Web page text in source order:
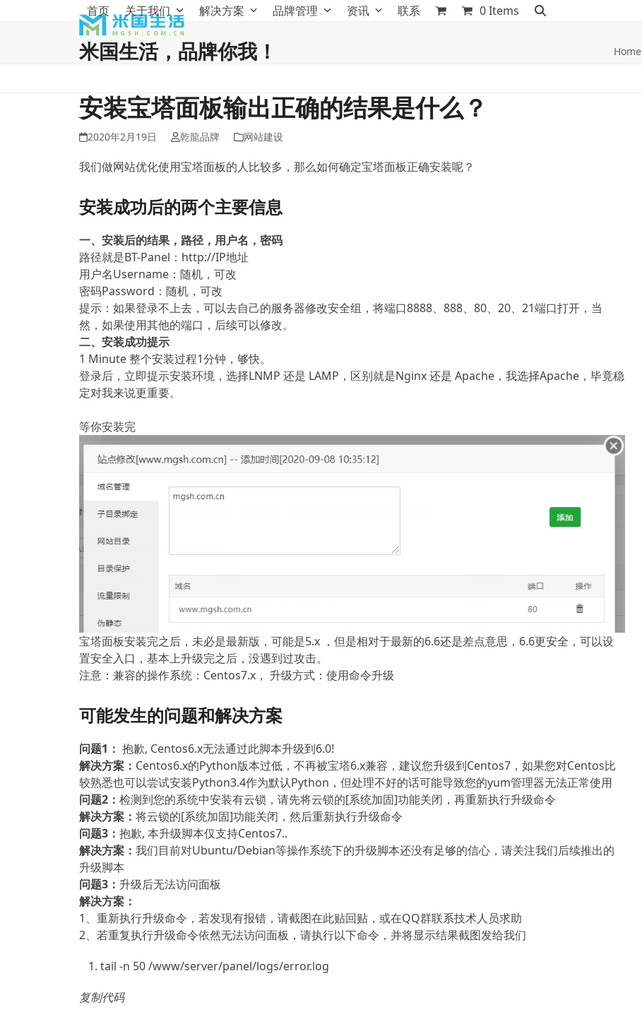
首页 关于我们 解决方案 品牌管理 资讯 联系 0 Items
米国生活，品牌你我！ Home
安装宝塔面板输出正确的结果是什么？
2020年2月19日 乾龍品牌 网站建设
我们做网站优化使用宝塔面板的人比较多，那么如何确定宝塔面板正确安装呢？
安装成功后的两个主要信息
一、安装后的结果，路径，用户名，密码
路径就是BT-Panel：http://IP地址
用户名Username：随机，可改
密码Password：随机，可改
提示：如果登录不上去，可以去自己的服务器修改安全组，将端口8888、888、80、20、21端口打开，当
然，如果使用其他的端口，后续可以修改。
二、安装成功提示
1 Minute 整个安装过程1分钟，够快。
登录后，立即提示安装环境，选择LNMP 还是 LAMP，区别就是Nginx 还是 Apache，我选择Apache，毕竟稳
定对我来说更重要。
等你安装完
宝塔面板安装完之后，未必是最新版，可能是5.x ，但是相对于最新的6.6还是差点意思，6.6更安全，可以设
置安全入口，基本上升级完之后，没遇到过攻击。
注意：兼容的操作系统：Centos7.x， 升级方式：使用命令升级
可能发生的问题和解决方案
问题1： 抱歉, Centos6.x无法通过此脚本升级到6.0!
解决方案： Centos6.x的Python版本过低，不再被宝塔6.x兼容，建议您升级到Centos7，如果您对Centos比
较熟悉也可以尝试安装Python3.4作为默认Python，但处理不好的话可能导致您的yum管理器无法正常使用
问题2： 检测到您的系统中安装有云锁，请先将云锁的[系统加固]功能关闭，再重新执行升级命令
解决方案： 将云锁的[系统加固]功能关闭，然后重新执行升级命令
问题3： 抱歉, 本升级脚本仅支持Centos7..
解决方案： 我们目前对Ubuntu/Debian等操作系统下的升级脚本还没有足够的信心，请关注我们后续推出的
升级脚本
问题3： 升级后无法访问面板
解决方案：
1、重新执行升级命令，若发现有报错，请截图在此贴回贴，或在QQ群联系技术人员求助
2、若重复执行升级命令依然无法访问面板，请执行以下命令，并将显示结果截图发给我们
tail -n 50 /www/server/panel/logs/error.log
复制代码